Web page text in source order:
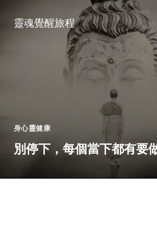
靈魂覺醒旅程
身心靈健康
別停下，每個當下都有要